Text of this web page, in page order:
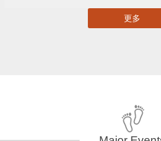
更多